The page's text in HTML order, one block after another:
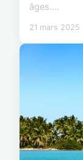
âges....
21 mars 2025